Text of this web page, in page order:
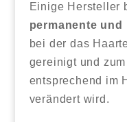
Einige Hersteller
permanente und
bei der das
gereinigt und
entsprechend im
verändert wird.